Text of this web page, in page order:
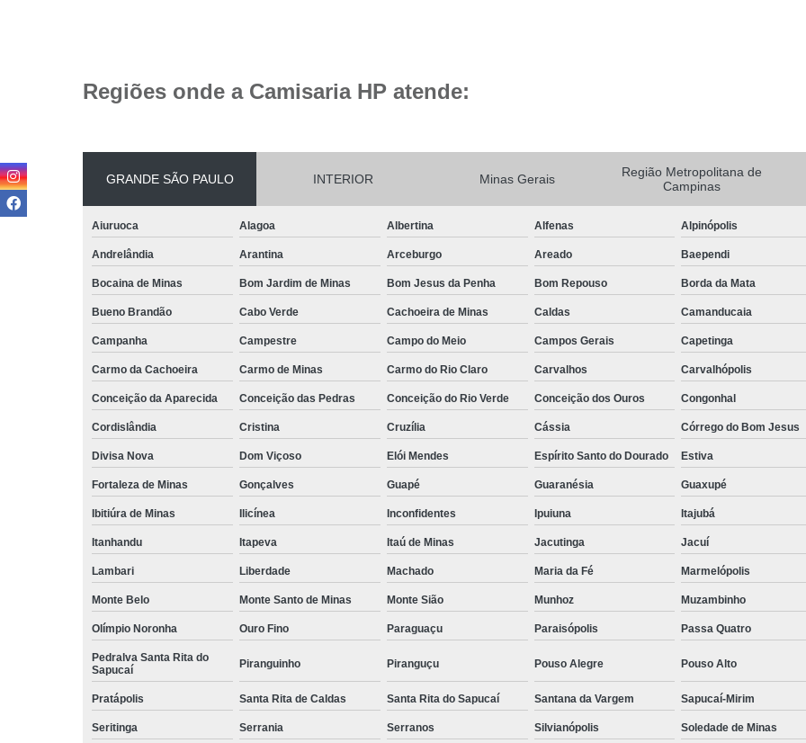
Camisa Manga Longa Masculina
Camisa Social de Manga Longa
Camisa Social Manga Longa Masculina
Camisa Social Masculina Manga Longa Lisa
Camisa Social Preta Manga Longa
Camisa Masculina Social
Camisa Social Estampada
Camisa Social Masculina
Camisa Social Masculina Preta
Camisa Social Preta Masculina
Camisa Masculina Social Preço
Camisa Social Estampada Masculina Preço
Camisa Social Masculina Estampada Preço
Camisa Social Masculina Manga Longa
Camisa Social Masculina Preta Preço
Camisa Social Preta Masculina
Fábrica Camisa Masculina
Regiões onde a Camisaria HP atende:
GRANDE SÃO PAULO INTERIOR Minas Gerais
Região Metropolitana de
Campinas
Aiuruoca Alagoa Albertina Alfenas Alpinópolis
Andrelândia Arantina Arceburgo Areado Baependi
Bocaina de Minas Bom Jardim de Minas Bom Jesus da Penha Bom Repouso Borda da Mata
Bueno Brandão Cabo Verde Cachoeira de Minas Caldas Camanducaia
Campanha Campestre Campo do Meio Campos Gerais Capetinga
Carmo da Cachoeira Carmo de Minas Carmo do Rio Claro Carvalhos Carvalhópolis
Conceição da Aparecida Conceição das Pedras Conceição do Rio Verde Conceição dos Ouros Congonhal
Cordislândia Cristina Cruzília Cássia Córrego do Bom Jesus
Divisa Nova Dom Viçoso Elói Mendes Espírito Santo do Dourado Estiva
Fortaleza de Minas Gonçalves Guapé Guaranésia Guaxupé
Ibitiúra de Minas Ilicínea Inconfidentes Ipuiuna Itajubá
Itanhandu Itapeva Itaú de Minas Jacutinga Jacuí
Lambari Liberdade Machado Maria da Fé Marmelópolis
Monte Belo Monte Santo de Minas Monte Sião Munhoz Muzambinho
Olímpio Noronha Ouro Fino Paraguaçu Paraisópolis Passa Quatro
Pedralva Santa Rita do
Sapucaí
Piranguinho Piranguçu Pouso Alegre Pouso Alto
Pratápolis Santa Rita de Caldas Santa Rita do Sapucaí Santana da Vargem Sapucaí-Mirim
Seritinga Serrania Serranos Silvianópolis Soledade de Minas